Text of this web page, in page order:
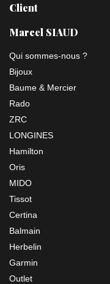
Client
Marcel SIAUD
Qui sommes-nous ?
Bijoux
Baume & Mercier
Rado
ZRC
LONGINES
Hamilton
Oris
MIDO
Tissot
Certina
Balmain
Herbelin
Garmin
Outlet